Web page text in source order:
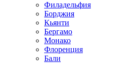
Филадельфия
Борджия
Кьянти
Бергамо
Монако
Флоренция
Бали